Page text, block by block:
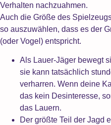
Verhalten nachzuahmen.
Auch die Größe des
so auszuwählen, dass es der
(oder Vogel) entspricht.
Als Lauer-Jäger bewegt
sie kann tatsächlich
verharren. Wenn deine
das kein Desinteresse,
das Lauern.
Der größte Teil der Jagd